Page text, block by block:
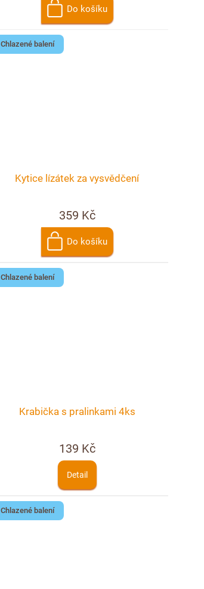
Do košíku
Chlazené balení
Kytice lízátek za vysvědčení
359 Kč
Do košíku
Chlazené balení
Krabička s pralinkami 4ks
139 Kč
Detail
Chlazené balení